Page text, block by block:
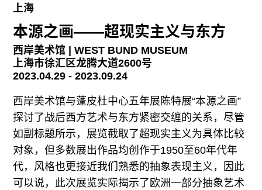
关注我们
上海
本源之画——超现实主义与东方
西岸美术馆 | WEST BUND MUSEUM
上海市徐汇区龙腾大道2600号
2023.04.29 - 2023.09.24
西岸美术馆与蓬皮杜中心五年展陈特展“本源之画”
探讨了战后西方艺术与东方紧密交缠的关系，尽管
如副标题所示，展览截取了超现实主义为具体比较
对象，但多数展出作品均创作于1950至60年代年
代，风格也更接近我们熟悉的抽象表现主义，因此
可以说，此次展览实际揭示了欧洲一部分抽象艺术